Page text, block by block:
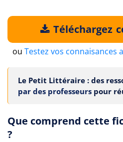
Téléchargez
ou Testez vos connaisances
Le Petit Littéraire : des
par des professeurs pour
Que comprend cette
?